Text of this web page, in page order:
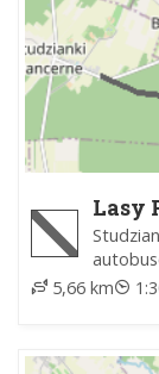
Lasy
5,66 km